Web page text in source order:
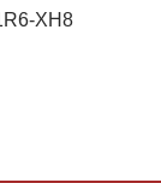
XH8